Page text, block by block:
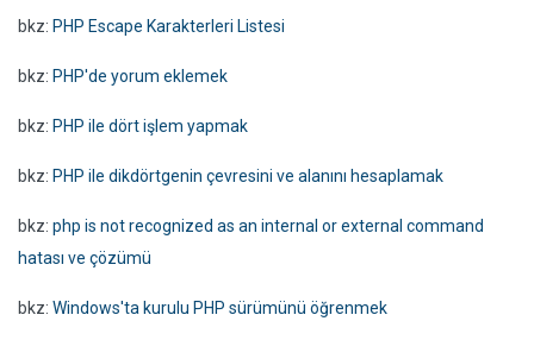
bkz: PHP Escape Karakterleri Listesi
bkz: PHP'de yorum eklemek
bkz: PHP ile dört işlem yapmak
bkz: PHP ile dikdörtgenin çevresini ve alanını hesaplamak
bkz: php is not recognized as an internal or external command
hatası ve çözümü
bkz: Windows'ta kurulu PHP sürümünü öğrenmek